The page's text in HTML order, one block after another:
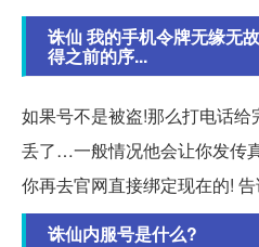
诛仙 我的手机令牌无缘无
得之前的序...
如果号不是被盗!那么打电话
丢了…一般情况他会让你发传
你再去官网直接绑定现在的! 告
诛仙内服号是什么?